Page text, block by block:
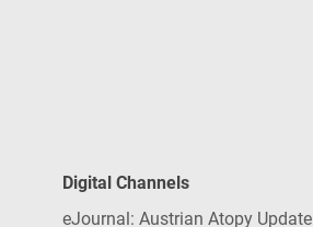
Digital Channels
eJournal: Austrian Atopy Update